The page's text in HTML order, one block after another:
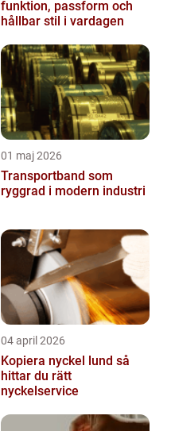
funktion, passform och
hållbar stil i vardagen
01 maj 2026
Transportband som
ryggrad i modern industri
04 april 2026
Kopiera nyckel lund så
hittar du rätt
nyckelservice